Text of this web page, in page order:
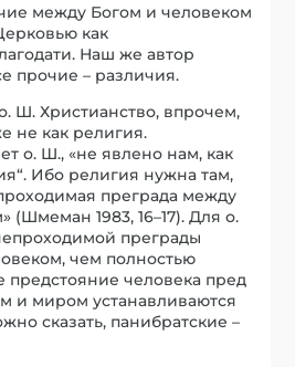
между Богом и человеком
как
Наш же автор
прочие – различия.
Ш. Христианство, впрочем,
не как религия.
о. Ш., «не явлено нам, как
Ибо религия нужна там,
преграда между
(Шмеман 1983, 16–17). Для о.
преграды
чем полностью
предстояние человека пред
и миром устанавливаются
сказать, панибратские –